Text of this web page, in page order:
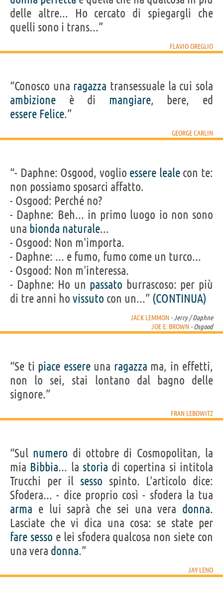
delle altre... Ho cercato di spiegargli che
quelli sono i trans...”
FLAVIO OREGLIO
“Conosco una ragazza transessuale la cui sola
ambizione è di mangiare, bere, ed
essere Felice.”
GEORGE CARLIN
“- Daphne: Osgood, voglio essere lealecon te:
non possiamo sposarci affatto.
- Osgood: Perché no?
- Daphne: Beh... in primo luogo io non sono
una bionda naturale...
- Osgood: Non m'importa.
- Daphne: ... e fumo, fumo come un turco...
- Osgood: Non m'interessa.
- Daphne: Ho un passato burrascoso: per più
di tre anni ho vissuto con un...” (CONTINUA)
JACK LEMMON - Jerry / Daphne
JOE E. BROWN - Osgood
“Se ti piace essereuna ragazza ma, in effetti,
non lo sei, stai lontano dal bagno delle
signore.”
FRAN LEBOWITZ
“Sul numero di ottobre di Cosmopolitan, la
mia Bibbia... la storia di copertina si intitola
Trucchi per il sesso spinto. L'articolo dice:
Sfodera... - dice proprio così - sfodera la tua
arma e lui saprà che sei una vera donna.
Lasciate che vi dica una cosa: se state per
fare sesso e lei sfodera qualcosa non siete con
una vera donna.”
JAY LENO